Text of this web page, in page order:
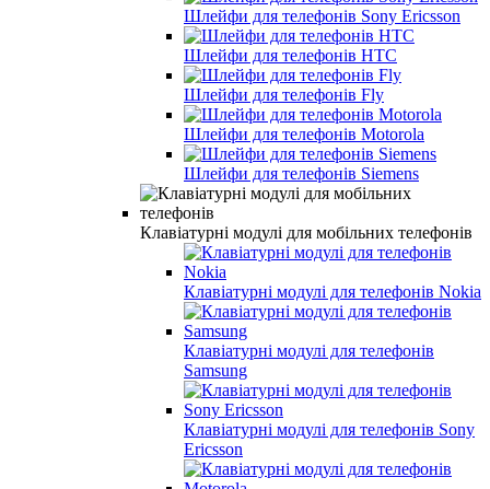
Шлейфи для телефонів Sony Ericsson
Шлейфи для телефонів HTC
Шлейфи для телефонів Fly
Шлейфи для телефонів Motorola
Шлейфи для телефонів Siemens
Клавіатурні модулі для мобільних телефонів
Клавіатурні модулі для телефонів Nokia
Клавіатурні модулі для телефонів
Samsung
Клавіатурні модулі для телефонів Sony
Ericsson